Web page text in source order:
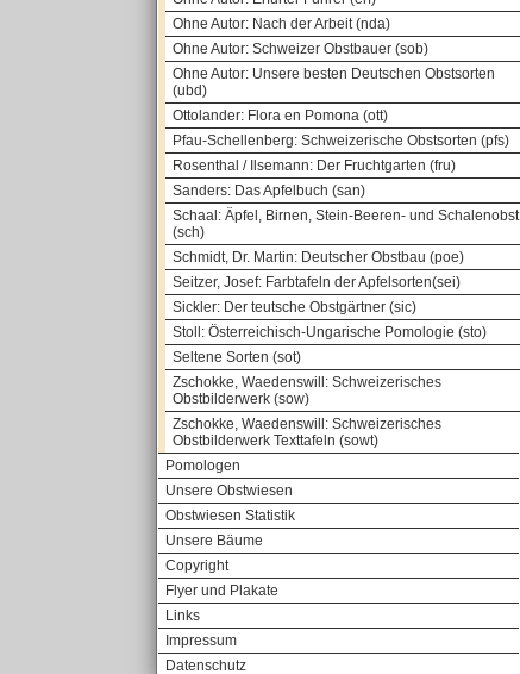
Ohne Autor: Nach der Arbeit (nda)
Ohne Autor: Schweizer Obstbauer (sob)
Ohne Autor: Unsere besten Deutschen Obstsorten
(ubd)
Ottolander: Flora en Pomona (ott)
Pfau-Schellenberg: Schweizerische Obstsorten (pfs)
Rosenthal / Ilsemann: Der Fruchtgarten (fru)
Sanders: Das Apfelbuch (san)
Schaal: Äpfel, Birnen, Stein-Beeren- und Schalenobst
(sch)
Schmidt, Dr. Martin: Deutscher Obstbau (poe)
Seitzer, Josef: Farbtafeln der Apfelsorten(sei)
Sickler: Der teutsche Obstgärtner (sic)
Stoll: Österreichisch-Ungarische Pomologie (sto)
Seltene Sorten (sot)
Zschokke, Waedenswill: Schweizerisches
Obstbilderwerk (sow)
Zschokke, Waedenswill: Schweizerisches
Obstbilderwerk Texttafeln (sowt)
Pomologen
Unsere Obstwiesen
Obstwiesen Statistik
Unsere Bäume
Copyright
Flyer und Plakate
Links
Impressum
Datenschutz